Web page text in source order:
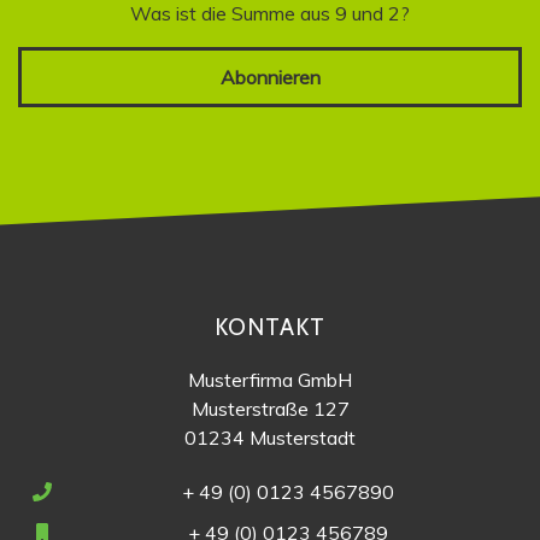
Was ist die Summe aus 9 und 2?
Abonnieren
KONTAKT
Musterfirma GmbH
Musterstraße 127
01234 Musterstadt
+ 49 (0) 0123 4567890
+ 49 (0) 0123 456789